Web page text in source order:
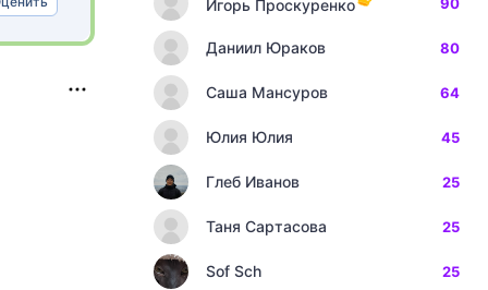
Игорь Проскуренко
Даниил Юраков 80
Саша Мансуров 64
Юлия Юлия 45
Глеб Иванов 25
Таня Сартасова 25
Sof Sch 25